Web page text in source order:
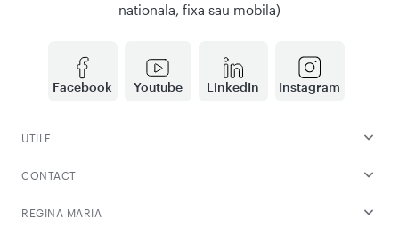
Facebook Youtube LinkedIn Instagram
nationala, fixa sau mobila)
UTILE
CONTACT
REGINA MARIA